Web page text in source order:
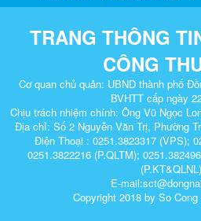
TRANG THÔNG
CÔNG
Cơ quan chủ quản: UBND thành phố
BVHTT cấp ngày
Chịu trách nhiệm chính: Ông Vũ Ngọc
Địa chỉ: Số 2 Nguyễn Văn Trị, Phường
Điện Thoại : 0251.3823317 (VPS);
0251.3822216 (P.QLTM);
E-
Copyright 2018 by So